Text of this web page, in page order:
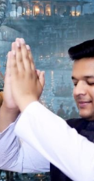
नहीं हो
अवकाश
उच्च
में नहीं
को
था